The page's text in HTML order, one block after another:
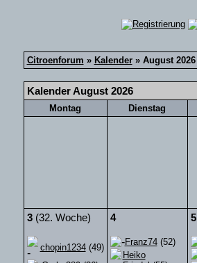
Citroenforum » Kalender» August 2026
Kalender August 2026
Montag Dienstag
3(32. Woche)
chopin1234(49)
4
Franz74(52)
Heiko
5